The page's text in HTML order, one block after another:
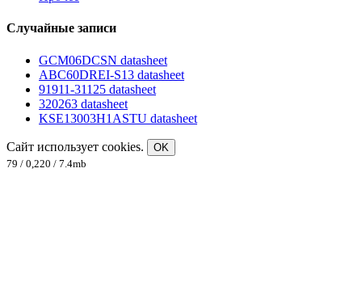
Случайные записи
GCM06DCSN datasheet
ABC60DREI-S13 datasheet
91911-31125 datasheet
320263 datasheet
KSE13003H1ASTU datasheet
Сайт использует cookies.
OK
79 / 0,220 / 7.4mb